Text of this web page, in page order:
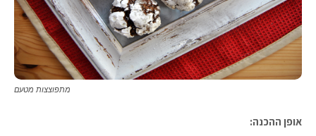
מתפוצצות מטעם
אופן ההכנה: